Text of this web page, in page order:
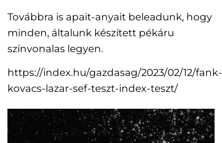
Továbbra is apait-anyait beleadunk, hogy
minden, általunk készített pékáru
színvonalas legyen.
https://index.hu/gazdasag/2023/02/12/fank-
kovacs-lazar-sef-teszt-index-teszt/